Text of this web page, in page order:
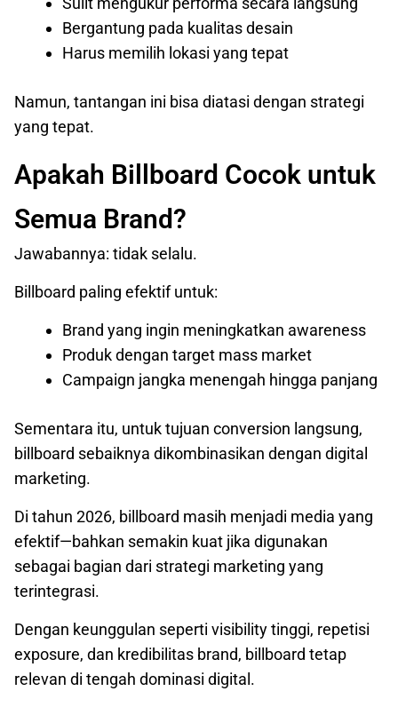
Bergantung pada kualitas desain
Harus memilih lokasi yang tepat
Namun, tantangan ini bisa diatasi dengan strategi
yang tepat.
Apakah Billboard Cocok untuk
Semua Brand?
Jawabannya: tidak selalu.
Billboard paling efektif untuk:
Brand yang ingin meningkatkan awareness
Produk dengan target mass market
Campaign jangka menengah hingga panjang
Sementara itu, untuk tujuan conversion langsung,
billboard sebaiknya dikombinasikan dengan digital
marketing.
Di tahun 2026, billboard masih menjadi media yang
efektif—bahkan semakin kuat jika digunakan
sebagai bagian dari strategi marketing yang
terintegrasi.
Dengan keunggulan seperti visibility tinggi, repetisi
exposure, dan kredibilitas brand, billboard tetap
relevan di tengah dominasi digital.